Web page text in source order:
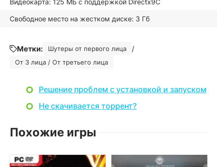
Видеокарта: 125 МБ с поддержкой Directx9C
Свободное место на жестком диске: 3 Гб
Метки: Шутеры от первого лица /
От 3 лица / От третьего лица
Решение проблем с установкой и запуском
Не скачивается торрент?
Похожие игры